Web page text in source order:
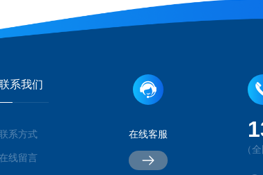
系我们
系方式
线留言
在线客服
（